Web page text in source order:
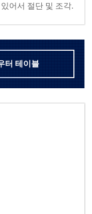
어서 절단 및 조각.
터 테이블